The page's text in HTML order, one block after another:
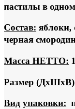
пастилы в
Состав: яблоки,
черная
Масса НЕТТО:
Размер
Вид упаковки: